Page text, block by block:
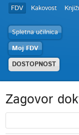
FDV Kakovost
Spletna učilnica
Moj FDV
DOSTOPNOST
Zagovor